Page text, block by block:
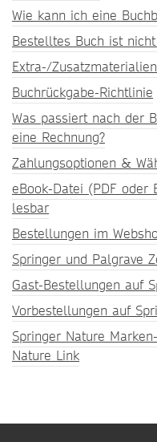
Wie kann ich eine
Bestelltes Buch ist
Extra-/
Buchrückgabe-Richtlinie
Was passiert nach der
eine Rechnung?
Zahlungsoptionen &
eBook-Datei (PDF oder
lesbar
Bestellungen im
Springer und Palgrave
Gast-Bestellungen auf
Vorbestellungen auf
Springer Nature
Nature Link